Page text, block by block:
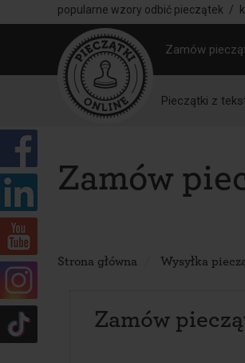
popularne wzory odbić pieczątek /
Zamów
Pieczątki z
Zamów
Strona główna Wysyłka
Zamów